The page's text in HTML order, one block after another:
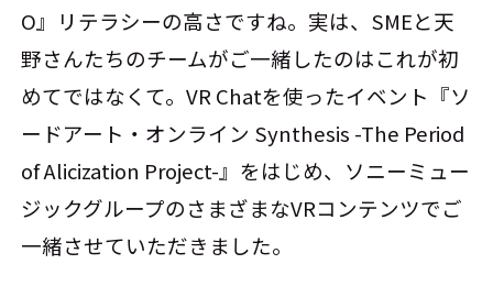
O』リテラシーの高さですね。実は、SMEと天
野さんたちのチームがご一緒したのはこれが初
めてではなくて。VR Chatを使ったイベント『ソ
ードアート・オンライン Synthesis -The Period
of Alicization Project-』をはじめ、ソニーミュー
ジックグループのさまざまなVRコンテンツでご
一緒させていただきました。